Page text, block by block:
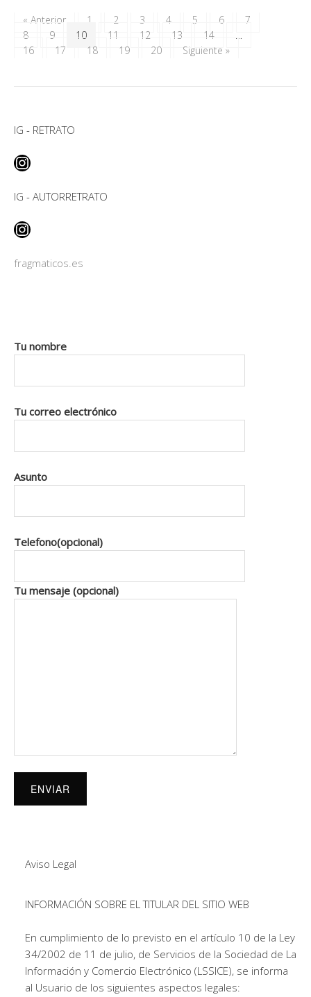
« Anterior 1 2 3 4 5 6
7
8
9 10 11 12 13 14
…
16
17 18 19 20 Siguiente »
IG - RETRATO
Instagram
IG - AUTORRETRATO
Instagram
fragmaticos.es
Tu nombre
Tu correo electrónico
Asunto
Telefono(opcional)
Tu mensaje (opcional)
Aviso Legal
INFORMACIÓN SOBRE EL TITULAR DEL SITIO WEB
En cumplimiento de lo previsto en el artículo 10 de la Ley
34/2002 de 11 de julio, de Servicios de la Sociedad de La
Información y Comercio Electrónico (LSSICE), se informa
al Usuario de los siguientes aspectos legales: